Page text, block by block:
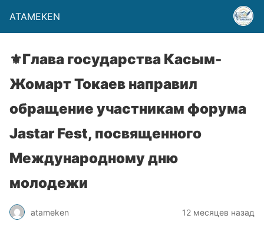
ATAMEKEN
⚜️Глава государства Касым-
Жомарт Токаев направил
обращение участникам форума
Jastar Fest, посвященного
Международному дню
молодежи
atameken 12 месяцев назад